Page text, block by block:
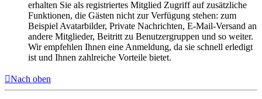
erhalten Sie als registriertes Mitglied Zugriff auf zusätzliche
Funktionen, die Gästen nicht zur Verfügung stehen: zum
Beispiel Avatarbilder, Private Nachrichten, E-Mail-Versand an
andere Mitglieder, Beitritt zu Benutzergruppen und so weiter.
Wir empfehlen Ihnen eine Anmeldung, da sie schnell erledigt
ist und Ihnen zahlreiche Vorteile bietet.
Nach oben